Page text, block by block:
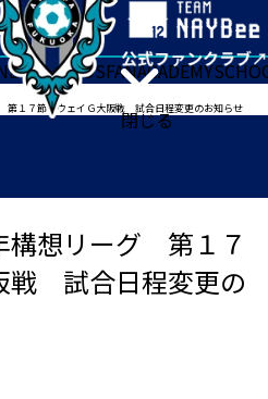
閉じる
GOODSFANACADEMY
第１７節アウェイＧ大阪戦 試合日程変更のお知らせ
構想リーグ 第１７
戦 試合日程変更の